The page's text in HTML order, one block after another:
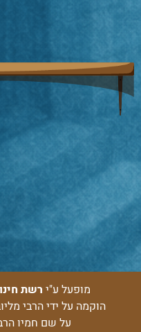
מופעל ע"י רשת
הוקמה על ידי הרבי
על שם חמיו